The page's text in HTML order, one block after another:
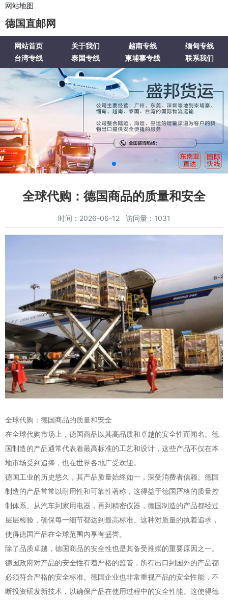
网站地图
德国直邮网
网站首页 关于我们 越南专线
缅甸专线
台湾专线
泰国专线 柬埔寨专线 联系我们
全球代购：德国商品的质量和安全
时间：2026-06-12 访问量：1031
全球代购：德国商品的质量和安全
在全球代购市场上，德国商品以其高品质和卓越的安全性而闻名。德
国制造的产品通常代表着最高标准的工艺和设计，这些产品不仅在本
地市场受到追捧，也在世界各地广受欢迎。
德国工业的历史悠久，其产品质量始终如一，深受消费者信赖。德国
制造的产品常常以耐用性和可靠性著称，这得益于德国严格的质量控
制体系。从汽车到家用电器，再到精密仪器，德国制造的产品都经过
层层检验，确保每一细节都达到最高标准。这种对质量的执着追求，
使得德国产品在全球范围内享有盛誉。
除了品质卓越，德国商品的安全性也是其备受推崇的重要原因之一。
德国政府对产品的安全性有着严格的监管，所有出口到国外的产品都
必须符合严格的安全标准。德国企业也非常重视产品的安全性能，不
断投资研发新技术，以确保产品在使用过程中的安全性能。这使得德